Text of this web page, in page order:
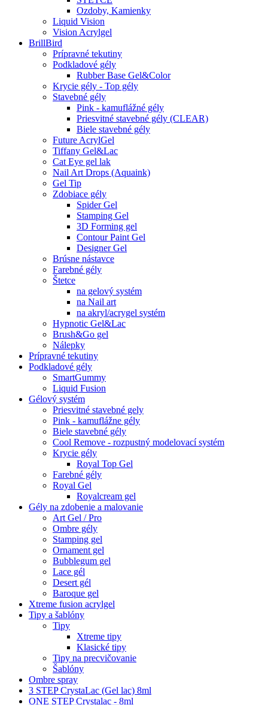
Ozdoby, Kamienky
Liquid Vision
Vision Acrylgel
BrillBird
Prípravné tekutiny
Podkladové gély
Rubber Base Gel&Color
Krycie gély - Top gély
Stavebné gély
Pink - kamuflážné gély
Priesvitné stavebné gély (CLEAR)
Biele stavebné gély
Future AcrylGel
Tiffany Gel&Lac
Cat Eye gel lak
Nail Art Drops (Aquaink)
Gel Tip
Zdobiace gély
Spider Gel
Stamping Gel
3D Forming gel
Contour Paint Gel
Designer Gel
Brúsne nástavce
Farebné gély
Štetce
na gelový systém
na Nail art
na akryl/acrygel systém
Hypnotic Gel&Lac
Brush&Go gel
Nálepky
Prípravné tekutiny
Podkladové gély
SmartGummy
Liquid Fusion
Gélový systém
Priesvitné stavebné gely
Pink - kamuflážne gély
Biele stavebné gély
Cool Remove - rozpustný modelovací systém
Krycie gély
Royal Top Gel
Farebné gély
Royal Gel
Royalcream gel
Gély na zdobenie a malovanie
Art Gel / Pro
Ombre gély
Stamping gel
Ornament gel
Bubblegum gel
Lace gél
Desert gél
Baroque gel
Xtreme fusion acrylgel
Tipy a šablóny
Tipy
Xtreme tipy
Klasické tipy
Tipy na precvičovanie
Šablóny
Ombre spray
3 STEP CrystaLac (Gel lac) 8ml
ONE STEP Crystalac - 8ml